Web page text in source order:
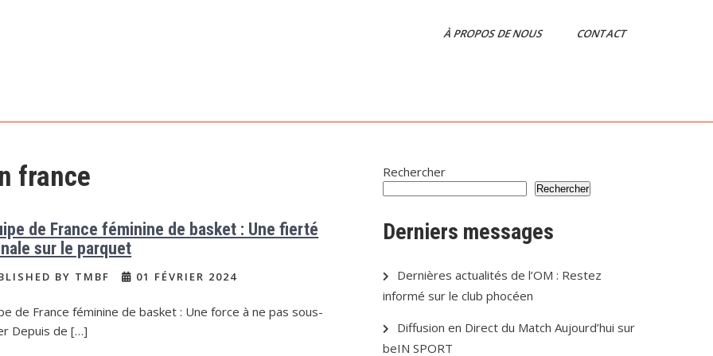
À PROPOS DE NOUS CONTACT
france
de France féminine de basket : Une fierté
sur le parquet
BY TMBF 01 FÉVRIER 2024
de France féminine de basket : Une force à ne pas sous-
Depuis de […]
Rechercher
Rechercher
Derniers messages
Dernières actualités de l’OM : Restez
informé sur le club phocéen
Diffusion en Direct du Match Aujourd’hui sur
beIN SPORT